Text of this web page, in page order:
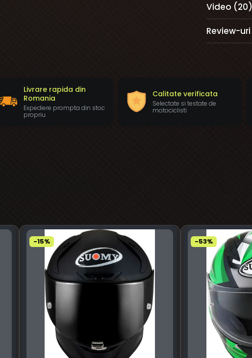
Video (20)
Review-uri
Livrare rapida din
Romania
Expediere prompta din stoc
propriu
Calitate verificata
Selectate si testate de
motociclisti
-15% -53%